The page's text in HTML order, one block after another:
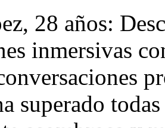
28 años:
inmersivas
superado